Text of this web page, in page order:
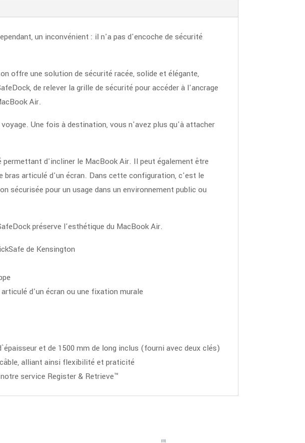
un inconvénient : il n'a pas d'encoche de sécurité
offre une solution de sécurité racée, solide et élégante,
de relever la grille de sécurité pour accéder à l'ancrage
Air.
Une fois à destination, vous n'avez plus qu'à attacher
d'incliner le MacBook Air. Il peut également être
bras articulé d'un écran. Dans cette configuration, c'est le
sécurisée pour un usage dans un environnement public ou
préserve l'esthétique du MacBook Air.
de Kensington
d'un écran ou une fixation murale
et de 1500 mm de long inclus (fourni avec deux clés)
alliant ainsi flexibilité et praticité
service Register & Retrieve™